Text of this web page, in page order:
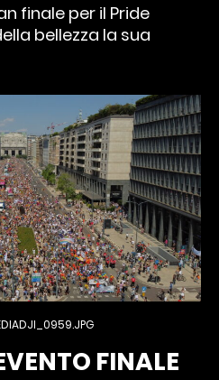
finale per il Pride
bellezza la sua
FINALE